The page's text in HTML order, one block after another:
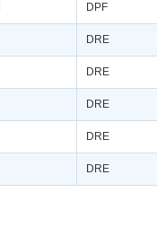
DPF
DRE
DRE
DRE
DRE
DRE